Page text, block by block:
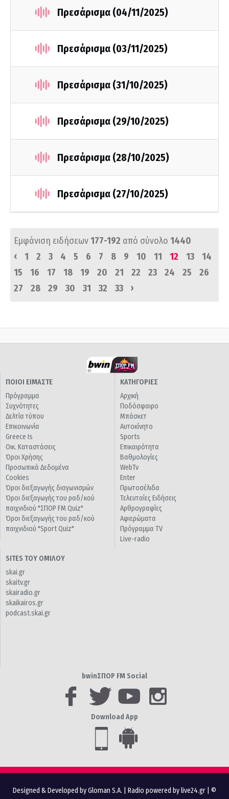
Πρεσάρισμα (04/11/2025)
Πρεσάρισμα (03/11/2025)
Πρεσάρισμα (31/10/2025)
Πρεσάρισμα (29/10/2025)
Πρεσάρισμα (28/10/2025)
Πρεσάρισμα (27/10/2025)
Εμφάνιση ειδήσεων177-192 από σύνολο 1440
‹
1 2 3 4 5 6 7 8 9 10 11 12 13
14
15
16 17 18 19 20 21 22 23 24 25
26
27
28 29 30 31 32 33 ›
ΠΟΙΟΙ ΕΙΜΑΣΤΕ
Πρόγραμμα
Συχνότητες
Δελτία τύπου
Επικοινωνία
Greece Is
Οικ. Καταστάσεις
Όροι Χρήσης
Προσωπικά Δεδομένα
Cookies
Όροι διεξαγωγής διαγωνισμών
Όροι διεξαγωγής του ραδ/κού
παιχνιδιού "ΣΠΟΡ FM Quiz"
Όροι διεξαγωγής του ραδ/κού
παιχνιδιού "Sport Quiz"
ΚΑΤΗΓΟΡΙΕΣ
Αρχική
Ποδόσφαιρο
Μπάσκετ
Αυτοκίνητο
Sports
Επικαιρότητα
Βαθμολογίες
WebTv
Enter
Πρωτοσέλιδα
Τελευταίες Ειδήσεις
Αρθρογραφίες
Αφιερώματα
Πρόγραμμα TV
Live-radio
SITES ΤΟΥ ΟΜΙΛΟΥ
skai.gr
skaitv.gr
skairadio.gr
skaikairos.gr
podcast.skai.gr
bwinΣΠΟΡ FM Social
Download App
Designed & Developed by Gloman S.A. Radio powered by live24.gr | ©